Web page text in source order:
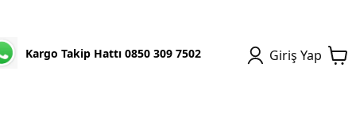
Kargo Takip Hattı 0850 309 7502 Giriş Yap